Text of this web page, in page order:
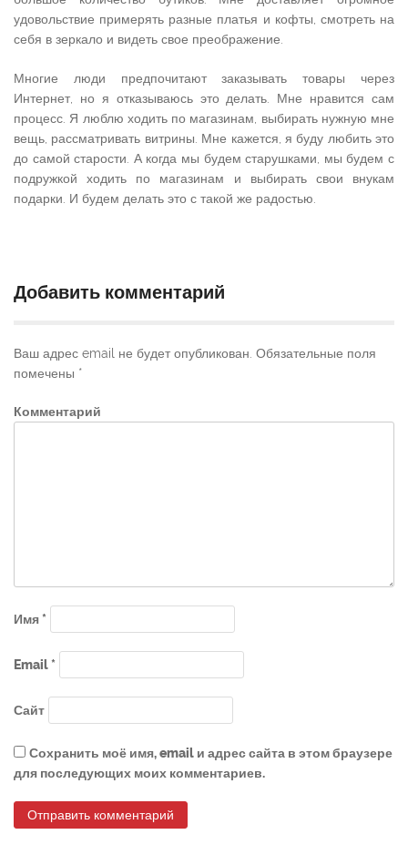
удовольствие примерять разные платья и кофты, смотреть на
себя в зеркало и видеть свое преображение.
Многие люди предпочитают заказывать товары через
Интернет, но я отказываюсь это делать. Мне нравится сам
процесс. Я люблю ходить по магазинам, выбирать нужную мне
вещь, рассматривать витрины. Мне кажется, я буду любить это
до самой старости. А когда мы будем старушками, мы будем с
подружкой ходить по магазинам и выбирать свои внукам
подарки. И будем делать это с такой же радостью.
Добавить комментарий
Ваш адрес email не будет опубликован. Обязательные поля
помечены *
Комментарий
Имя*
Email*
Сайт
Сохранить моё имя, email и адрес сайта в этом браузере
для последующих моих комментариев.